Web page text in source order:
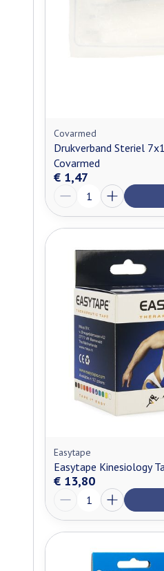
Covarmed
Drukverband Steriel
Covarmed
€ 1,47
Easytape
Easytape Kinesiology
€ 13,80